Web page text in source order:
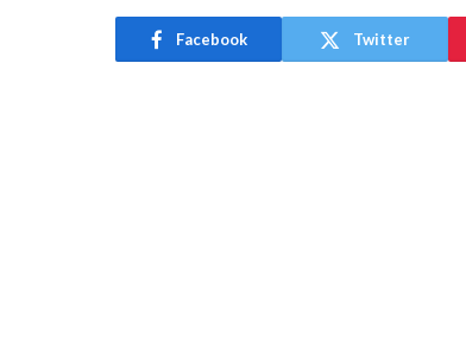
Facebook Twitter